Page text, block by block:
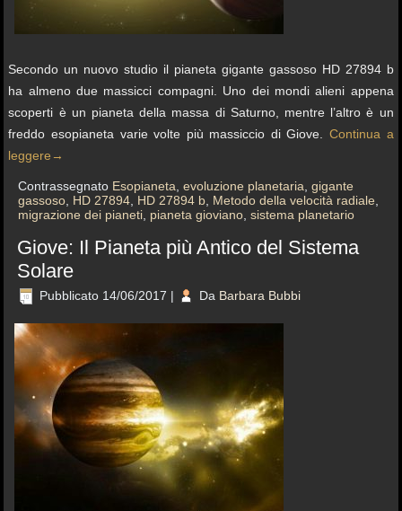
Secondo un nuovo studio il pianeta gigante gassoso HD 27894 b
ha almeno due massicci compagni. Uno dei mondi alieni appena
scoperti è un pianeta della massa di Saturno, mentre l’altro è un
freddo esopianeta varie volte più massiccio di Giove. Continua a
leggere →
Contrassegnato Esopianeta ,evoluzione planetaria ,gigante
gassoso HD 27894 HD 27894 b Metodo della velocità radiale
migrazione dei pianeti pianeta gioviano ,sistema planetario
Giove: Il Pianeta più Antico del Sistema
Solare
Pubblicato 14/06/2017 | Da Barbara Bubbi